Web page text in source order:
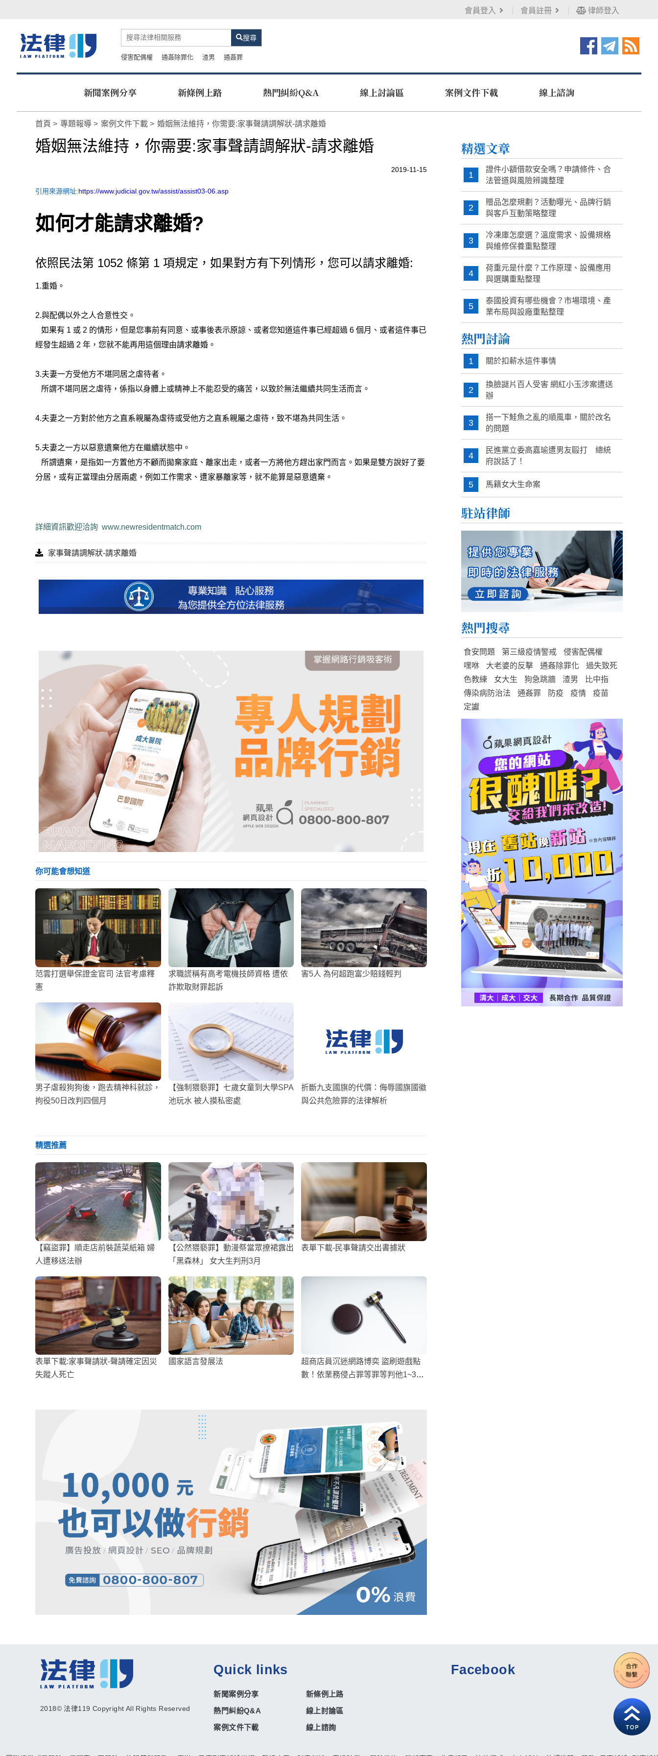
會員登入 會員註冊 律師登入
搜尋
侵害配偶權 通姦除罪化 渣男 通姦罪
新聞案例分享 新條例上路 熱門糾紛Q&A 線上討論區 案例文件下載 線上諮詢
首頁 專題報導 案例文件下載 婚姻無法維持，你需要:家事聲請調解狀-請求離婚
婚姻無法維持，你需要:家事聲請調解狀-請求離婚
2019-11-15
引用來源網址:https://www.judicial.gov.tw/assist/assist03-06.asp
如何才能請求離婚?
依照民法第 1052 條第 1 項規定，如果對方有下列情形，您可以請求離婚:
1.重婚。
2.與配偶以外之人合意性交。
如果有 1 或 2 的情形，但是您事前有同意、或事後表示原諒、或者您知道這件事已經超過 6 個月、或者這件事已
經發生超過 2 年，您就不能再用這個理由請求離婚。
3.夫妻一方受他方不堪同居之虐待者。
所謂不堪同居之虐待，係指以身體上或精神上不能忍受的痛苦，以致於無法繼續共同生活而言。
4.夫妻之一方對於他方之直系親屬為虐待或受他方之直系親屬之虐待，致不堪為共同生活。
5.夫妻之一方以惡意遺棄他方在繼續狀態中。
所謂遺棄，是指如一方置他方不顧而拋棄家庭、離家出走，或者一方將他方趕出家門而言。如果是雙方說好了要
分居，或有正當理由分居兩處，例如工作需求、遭家暴離家等，就不能算是惡意遺棄。
詳細資訊歡迎洽詢 www.newresidentmatch.com
家事聲請調解狀-請求離婚
你可能會想知道
范雲打選舉保證金官司 法官考慮釋
憲
求職謊稱有高考電機技師資格 遭依
詐欺取財罪起訴
害5人 為何超跑富少賠錢輕判
男子虐殺狗狗後，跑去精神科就診，
拘役50日改判四個月
【強制猥褻罪】七歲女童到大學SPA
池玩水 被人摸私密處
折斷九支國旗的代價：侮辱國旗國徽
與公共危險罪的法律解析
精選推薦
【竊盜罪】順走店前裝蔬菜紙箱 婦
人遭移送法辦
【公然猥褻罪】動漫祭當眾撩裙露出
「黑森林」 女大生判刑3月
表單下載-民事聲請交出書據狀
表單下載:家事聲請狀-聲請確定因災
失蹤人死亡
國家語言發展法
超商店員沉迷網路博奕 盜刷遊戲點
數！依業務侵占罪等罪等判他1~3月
精選文章
1
證件小額借款安全嗎？申請條件、合
法管道與風險辨識整理
2
贈品怎麼規劃？活動曝光、品牌行銷
與客戶互動策略整理
3
冷凍庫怎麼選？溫度需求、設備規格
與維修保養重點整理
4
荷重元是什麼？工作原理、設備應用
與選購重點整理
5
泰國投資有哪些機會？市場環境、產
業布局與設廠重點整理
熱門討論
1 關於扣薪水這件事情
2
換臉謎片百人受害 網紅小玉涉案遭送
辦
3
搭一下鮭魚之亂的順風車，關於改名
的問題
4
民進黨立委高嘉瑜遭男友毆打 總統
府說話了！
5 馬籍女大生命案
駐站律師
熱門搜尋
食安問題 第三級疫情警戒
侵害配偶權
嘿咻
大老婆的反擊 通姦除罪化
過失致死
色教練
女大生 狗急跳牆 渣男
比中指
傳染病防治法
通姦罪 防疫 疫情
疫苗
定讞
2018© 法律119 Copyright All Rights Reserved
Quick links
新聞案例分享
新條例上路
熱門糾紛Q&A
線上討論區
案例文件下載
線上諮詢
Facebook